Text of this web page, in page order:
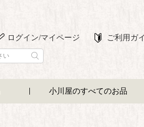
ログイン/マイページ ご利用ガ
小川屋のすべてのお品